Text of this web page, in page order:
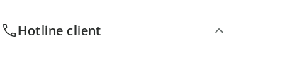
Hotline client